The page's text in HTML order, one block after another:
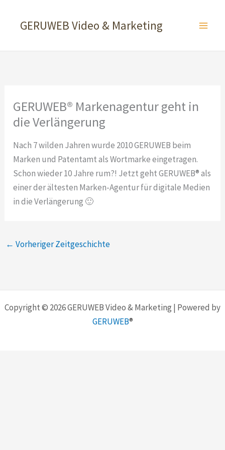
GERUWEB Video & Marketing
GERUWEB® Markenagentur geht in
die Verlängerung
Nach 7 wilden Jahren wurde 2010 GERUWEB beim
Marken und Patentamt als Wortmarke eingetragen.
Schon wieder 10 Jahre rum?! Jetzt geht GERUWEB® als
einer der ältesten Marken-Agentur für digitale Medien
in die Verlängerung 🙂
← Vorheriger Zeitgeschichte
Copyright © 2026 GERUWEB Video & Marketing | Powered by
GERUWEB®